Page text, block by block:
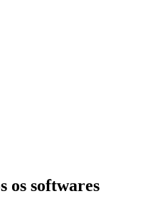
os softwares